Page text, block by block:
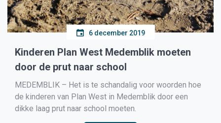
6 december 2019
Kinderen Plan West Medemblik moeten
door de prut naar school
MEDEMBLIK – Het is te schandalig voor woorden hoe
de kinderen van Plan West in Medemblik door een
dikke laag prut naar school moeten.